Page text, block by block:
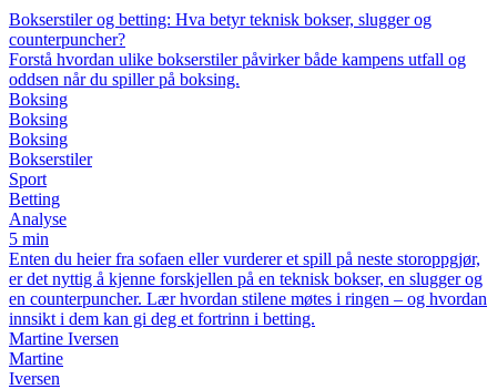
Bokserstiler og betting: Hva betyr teknisk bokser, slugger og
counterpuncher?
Forstå hvordan ulike bokserstiler påvirker både kampens utfall og
oddsen når du spiller på boksing.
Boksing
Boksing
Boksing
Bokserstiler
Sport
Betting
Analyse
5 min
Enten du heier fra sofaen eller vurderer et spill på neste storoppgjør,
er det nyttig å kjenne forskjellen på en teknisk bokser, en slugger og
en counterpuncher. Lær hvordan stilene møtes i ringen – og hvordan
innsikt i dem kan gi deg et fortrinn i betting.
Martine Iversen
Martine
Iversen